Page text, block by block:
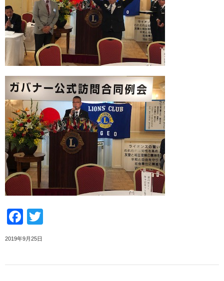
Facebook
2019年9月25日